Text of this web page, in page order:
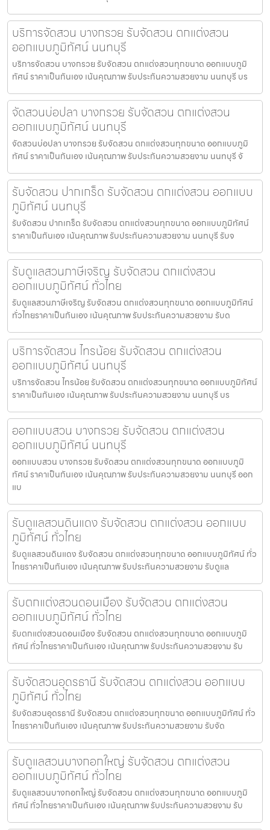
บริการจัดสวน บางกรวย รับจัดสวน ตกแต่งสวน
ออกแบบภูมิทัศน์ นนทบุรี
บริการจัดสวน บางกรวย รับจัดสวน ตกแต่งสวนทุกขนาด ออกแบบภูมิ
ทัศน์ ราคาเป็นกันเอง เน้นคุณภาพ รับประกันความสวยงาม นนทบุรี บร
จัดสวนบ่อปลา บางกรวย รับจัดสวน ตกแต่งสวน
ออกแบบภูมิทัศน์ นนทบุรี
จัดสวนบ่อปลา บางกรวย รับจัดสวน ตกแต่งสวนทุกขนาด ออกแบบภูมิ
ทัศน์ ราคาเป็นกันเอง เน้นคุณภาพ รับประกันความสวยงาม นนทบุรี จั
รับจัดสวน ปากเกร็ด รับจัดสวน ตกแต่งสวน ออกแบบ
ภูมิทัศน์ นนทบุรี
รับจัดสวน ปากเกร็ด รับจัดสวน ตกแต่งสวนทุกขนาด ออกแบบภูมิทัศน์
ราคาเป็นกันเอง เน้นคุณภาพ รับประกันความสวยงาม นนทบุรี รับจ
รับดูแลสวนภาษีเจริญ รับจัดสวน ตกแต่งสวน
ออกแบบภูมิทัศน์ ทั่วไทย
รับดูแลสวนภาษีเจริญ รับจัดสวน ตกแต่งสวนทุกขนาด ออกแบบภูมิทัศน์
ทั่วไทยราคาเป็นกันเอง เน้นคุณภาพ รับประกันความสวยงาม รับด
บริการจัดสวน ไทรน้อย รับจัดสวน ตกแต่งสวน
ออกแบบภูมิทัศน์ นนทบุรี
บริการจัดสวน ไทรน้อย รับจัดสวน ตกแต่งสวนทุกขนาด ออกแบบภูมิทัศน์
ราคาเป็นกันเอง เน้นคุณภาพ รับประกันความสวยงาม นนทบุรี บร
ออกแบบสวน บางกรวย รับจัดสวน ตกแต่งสวน
ออกแบบภูมิทัศน์ นนทบุรี
ออกแบบสวน บางกรวย รับจัดสวน ตกแต่งสวนทุกขนาด ออกแบบภูมิ
ทัศน์ ราคาเป็นกันเอง เน้นคุณภาพ รับประกันความสวยงาม นนทบุรี ออก
แบ
รับดูแลสวนดินแดง รับจัดสวน ตกแต่งสวน ออกแบบ
ภูมิทัศน์ ทั่วไทย
รับดูแลสวนดินแดง รับจัดสวน ตกแต่งสวนทุกขนาด ออกแบบภูมิทัศน์ ทั่ว
ไทยราคาเป็นกันเอง เน้นคุณภาพ รับประกันความสวยงาม รับดูแล
รับตกแต่งสวนดอนเมือง รับจัดสวน ตกแต่งสวน
ออกแบบภูมิทัศน์ ทั่วไทย
รับตกแต่งสวนดอนเมือง รับจัดสวน ตกแต่งสวนทุกขนาด ออกแบบภูมิ
ทัศน์ ทั่วไทยราคาเป็นกันเอง เน้นคุณภาพ รับประกันความสวยงาม รับ
รับจัดสวนอุดรธานี รับจัดสวน ตกแต่งสวน ออกแบบ
ภูมิทัศน์ ทั่วไทย
รับจัดสวนอุดรธานี รับจัดสวน ตกแต่งสวนทุกขนาด ออกแบบภูมิทัศน์ ทั่ว
ไทยราคาเป็นกันเอง เน้นคุณภาพ รับประกันความสวยงาม รับจัด
รับดูแลสวนบางกอกใหญ่ รับจัดสวน ตกแต่งสวน
ออกแบบภูมิทัศน์ ทั่วไทย
รับดูแลสวนบางกอกใหญ่ รับจัดสวน ตกแต่งสวนทุกขนาด ออกแบบภูมิ
ทัศน์ ทั่วไทยราคาเป็นกันเอง เน้นคุณภาพ รับประกันความสวยงาม รับ